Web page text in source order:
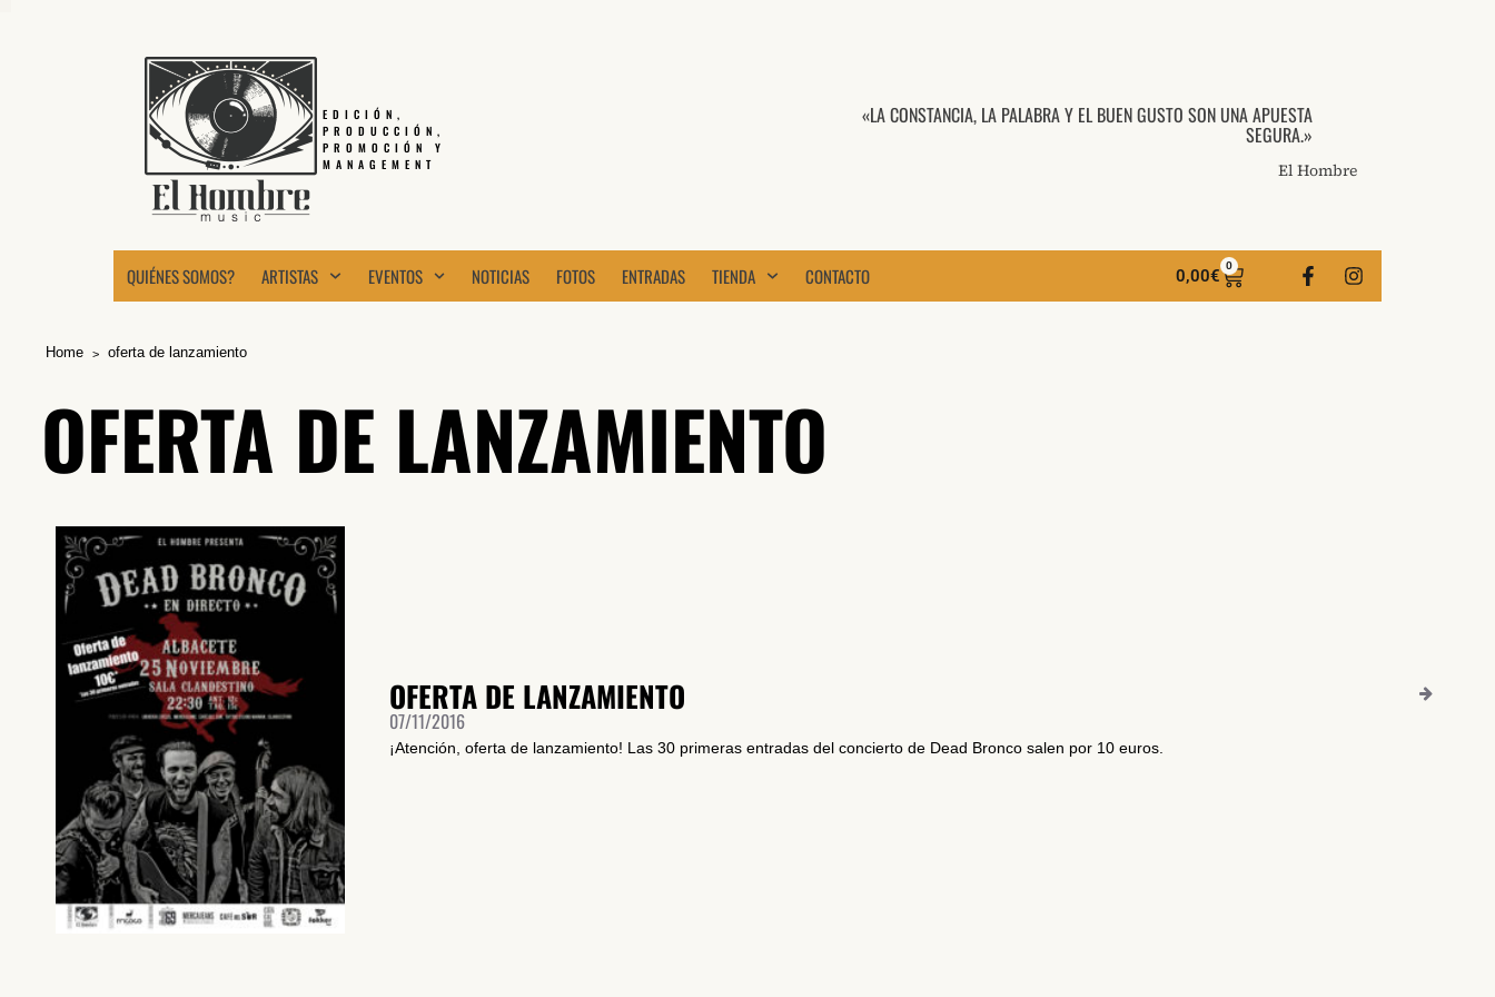
EDICIÓN,
PRODUCCIÓN,
PROMOCIÓN Y
MANAGEMENT
«LA CONSTANCIA, LA PALABRA Y EL BUEN GUSTO SON UNA APUESTA
SEGURA.»
El Hombre
QUIÉNES SOMOS? ARTISTAS EVENTOS NOTICIAS FOTOS ENTRADAS TIENDA CONTACTO 0,00€
0
Home oferta de lanzamiento
OFERTA DE LANZAMIENTO
OFERTA DE LANZAMIENTO
07/11/2016
¡Atención, oferta de lanzamiento! Las 30 primeras entradas del concierto de Dead Bronco salen por 10 euros.